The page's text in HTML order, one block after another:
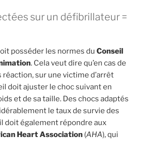
sur un défibrillateur =
posséder les normes du Conseil
. Cela veut dire qu’en cas de
réaction, sur une victime d’arrêt
doit ajuster le choc suivant en
et de sa taille. Des chocs adaptés
le taux de survie des
doit également répondre aux
Heart Association (AHA), qui